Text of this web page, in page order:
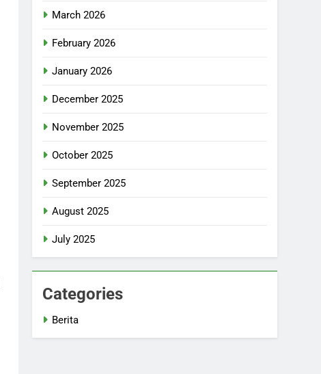
March 2026
February 2026
January 2026
December 2025
November 2025
October 2025
September 2025
August 2025
July 2025
Categories
Berita